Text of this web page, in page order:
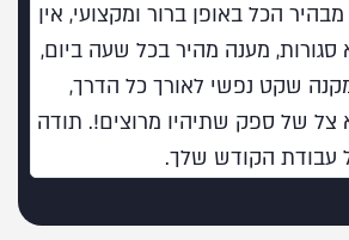
הכל באופן ברור ומקצועי, אין
סגורות, מענה מהיר בכל שעה ביום,
שקט נפשי לאורך כל הדרך,
צל של ספק שתיהיו מרוצים!. תודה
עבודת הקודש שלך.